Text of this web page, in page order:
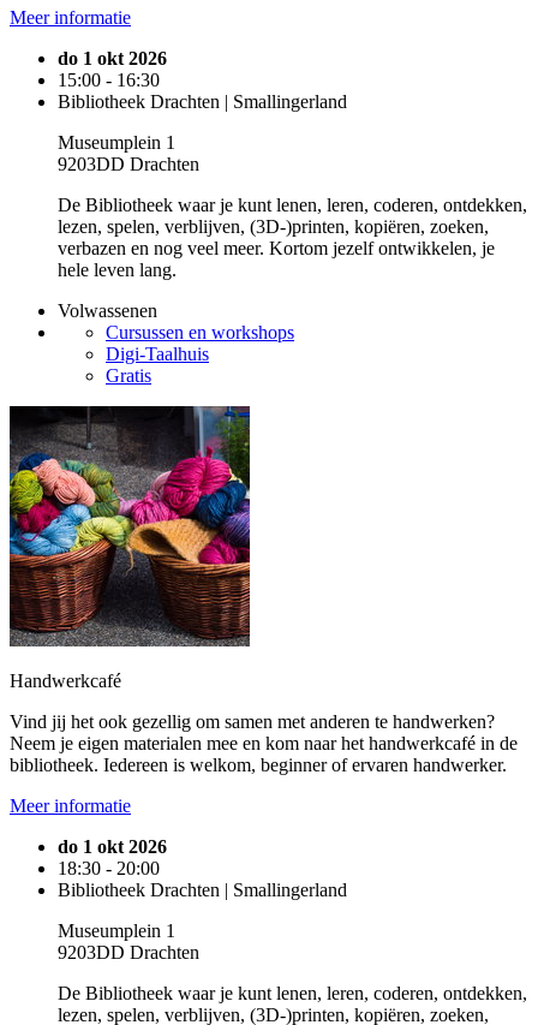
Meer informatie
do 1 okt 2026
15:00 - 16:30
Bibliotheek Drachten | Smallingerland
Museumplein 1
9203DD Drachten
De Bibliotheek waar je kunt lenen, leren, coderen, ontdekken,
lezen, spelen, verblijven, (3D-)printen, kopiëren, zoeken,
verbazen en nog veel meer. Kortom jezelf ontwikkelen, je
hele leven lang.
Volwassenen
Cursussen en workshops
Digi-Taalhuis
Gratis
Handwerkcafé
Vind jij het ook gezellig om samen met anderen te handwerken?
Neem je eigen materialen mee en kom naar het handwerkcafé in de
bibliotheek. Iedereen is welkom, beginner of ervaren handwerker.
Meer informatie
do 1 okt 2026
18:30 - 20:00
Bibliotheek Drachten | Smallingerland
Museumplein 1
9203DD Drachten
De Bibliotheek waar je kunt lenen, leren, coderen, ontdekken,
lezen, spelen, verblijven, (3D-)printen, kopiëren, zoeken,